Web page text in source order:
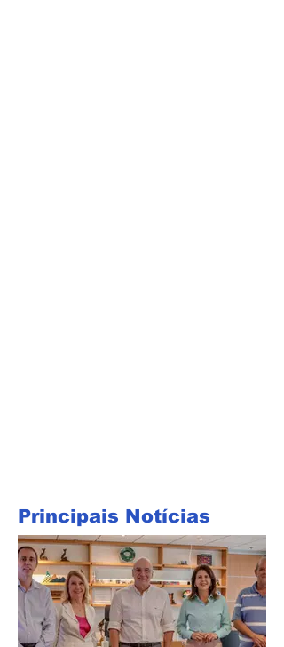
Principais Notícias